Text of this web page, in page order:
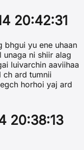
20:42:31
bhgui yu ene uhaan
unaga ni shiir alag
luivarchin aaviihaa
ch ard tumnii
horhoi yaj ard
20:38:13